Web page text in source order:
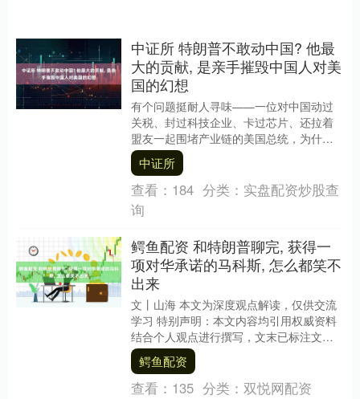
中证所 特朗普不敢动中国? 他最
大的贡献, 是亲手摧毁中国人对美
国的幻想
有个问题挺耐人寻味——一位对中国动过
关税、封过科技企业、卡过芯片、还拉着
盟友一起围堵产业链的美国总统，为什么
反倒让不少中国人心里冒出一句＂该谢谢
他＂？答案当然不....
中证所
查看： 184 分类： 实盘配资炒股查
询
鳄鱼配资 和特朗普聊完, 获得一
项对华承诺的马科斯, 怎么都笑不
出来
文丨山海 本文为深度观点解读，仅供交流
学习 特别声明：本文内容均引用权威资料
结合个人观点进行撰写，文末已标注文献
来源及截图，请知悉。 大家好，欢迎观看
【山海点评....
鳄鱼配资
查看： 135 分类： 双悦网配资